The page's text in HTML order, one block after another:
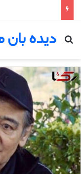
دیده بان
جستجو برای